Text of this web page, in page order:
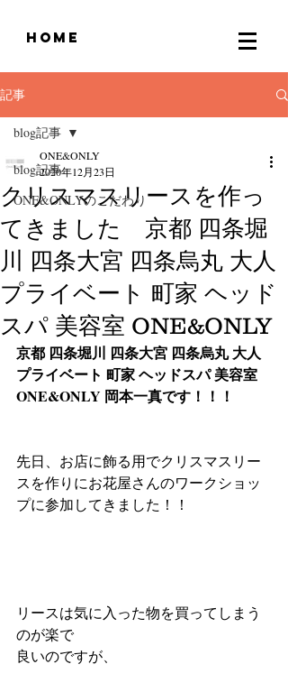
home
記事
blog記事
ONE&ONLYのこだわり
blog記事
クリスマスリースを作っ
てきました 京都 四条堀
川 四条大宮 四条烏丸 大人
プライベート 町家 ヘッド
スパ 美容室 ONE&ONLY
ONE&ONLY
2020年12月23日
京都 四条堀川 四条大宮 四条烏丸 大人
プライベート 町家 ヘッドスパ 美容室
ONE&ONLY 岡本一真です！！！
先日、お店に飾る用でクリスマスリー
スを作りにお花屋さんのワークショッ
プに参加してきました！！
リースは気に入った物を買ってしまう
のが楽で
良いのですが、